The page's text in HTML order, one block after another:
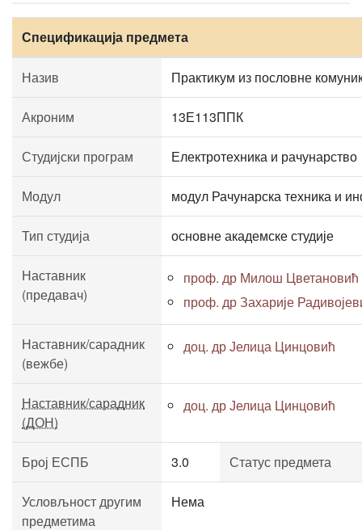
Спецификација предмета
Назив Практикум из пословне
Акроним 13Е113ППК
Студијски програм Електротехника и рачунарство
Модул модул Рачунарска техника и
Тип студија основне академске студије
Наставник
(предавач)
проф. др Милош Цветановић
проф. др Захарије
Наставник/сарадник
(вежбе)
доц. др Јелица Цинцовић
Наставник/сарадник
(ДОН)
доц. др Јелица Цинцовић
Број ЕСПБ 3.0 Статус предмета
Условљност другим
предметима
Нема